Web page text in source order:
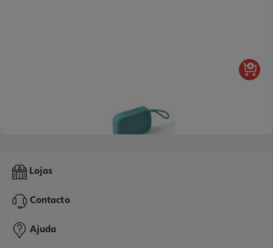
Coluna Portátil Qilive 600128295 Verde Bt 4w Q.1297
12,99 €
Lojas
Contacto
Ajuda